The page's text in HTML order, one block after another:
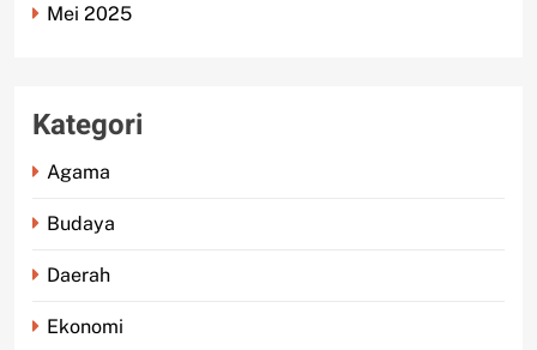
Mei 2025
Kategori
Agama
Budaya
Daerah
Ekonomi